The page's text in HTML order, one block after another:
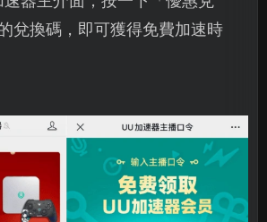
兌換碼，即可獲得免費加速時